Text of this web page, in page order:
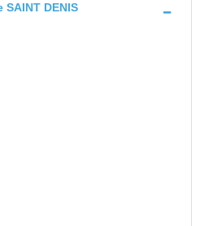
DENIS